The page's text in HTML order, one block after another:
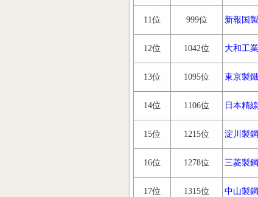
11位 999位 新報国
12位 1042位 大和工業
13位 1095位 東京製鐵
14位 1106位 日本精線
15位 1215位 淀川製
16位 1278位 三菱製鋼
17位 1315位 中山製